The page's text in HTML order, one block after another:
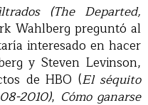
(The Departed,
Wahlberg preguntó al
interesado en hacer
y Steven Levinson,
de HBO (El séquito
2010), Cómo ganarse